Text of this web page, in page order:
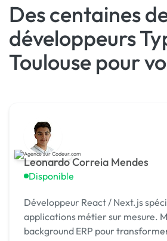
Des centaines
développeurs
Toulouse pour
Leonardo Correia Mendes
Disponible
Développeur React / Next.js
applications métier sur mesure.
background ERP pour